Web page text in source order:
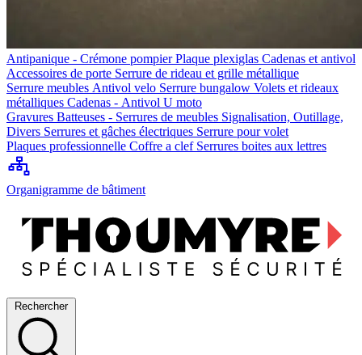
Antipanique - Crémone pompierPlaque plexiglas Cadenas et antivol
Accessoires de porte Serrure de rideau et grille métallique
Serrure meubles Antivol velo Serrure bungalow Volets et rideaux
métalliques Cadenas - Antivol U moto
Gravures Batteuses - Serrures de meubles Signalisation, Outillage,
Divers Serrures et gâches électriques Serrure pour volet
Plaques professionnelle Coffre a clef Serrures boites aux lettres
Organigramme de bâtiment
Rechercher